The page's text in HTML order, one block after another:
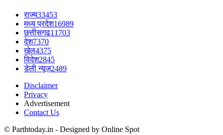
राज्य33453
मध्य प्रदेश16989
छत्तीसगढ11703
देश7370
खेल4375
विदेश2845
डेली न्यूज़2489
Disclaimer
Privacy
Advertisement
Contact Us
© Parthtoday.in - Designed by Online Spot